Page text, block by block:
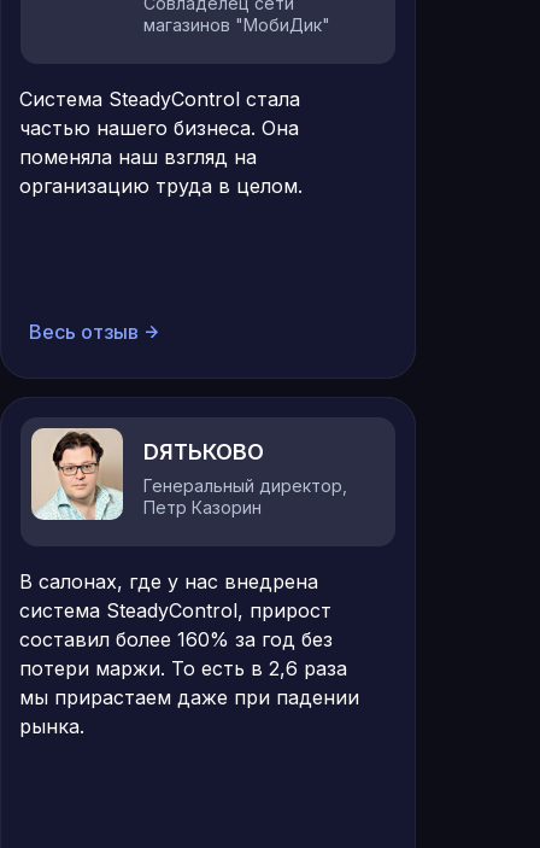
Весь отзыв
Система SteadyControl стала
частью нашего бизнеса. Она
поменяла наш взгляд на
организацию труда в целом.
магазинов "МобиДик"
В салонах, где у нас внедрена
система SteadyControl, прирост
составил более 160% за год без
потери маржи. То есть в 2,6 раза
мы прирастаем даже при падении
рынка.
Генеральный директор,
Петр Казорин
DЯТЬКОВО